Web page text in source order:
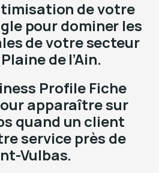
de votre
pour dominer les
de votre secteur
de l’Ain.
Profile Fiche
apparaître sur
quand un client
service près de
Vulbas.